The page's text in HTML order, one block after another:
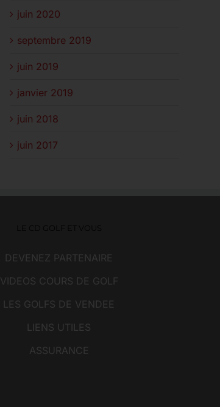
juin 2020
septembre 2019
juin 2019
janvier 2019
juin 2018
juin 2017
DEVENEZ PARTENAIRE
VIDEOS COURS DE GOLF
LES GOLFS DE VENDEE
LIENS UTILES
ASSURANCE